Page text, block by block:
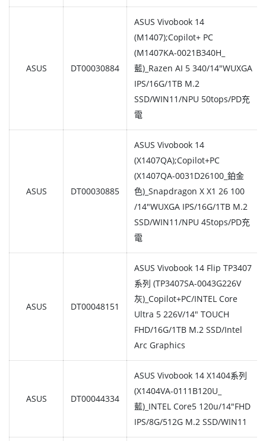
ASUS DT00030884
ASUS Vivobook 14
(M1407);Copilot+ PC
(M1407KA-0021B340H_
藍)_Razen AI 5 340/14"WUXGA
IPS/16G/1TB M.2
SSD/WIN11/NPU 50tops/PD充
電
ASUS DT00030885
ASUS Vivobook 14
(X1407QA);Copilot+PC
(X1407QA-0031D26100_鉑金
色)_Snapdragon X X1 26 100
/14"WUXGA IPS/16G/1TB M.2
SSD/WIN11/NPU 45tops/PD充
電
ASUS DT00048151
ASUS Vivobook 14 Flip TP3407
系列 (TP3407SA-0043G226V
灰)_Copilot+PC/INTEL Core
Ultra 5 226V/14" TOUCH
FHD/16G/1TB M.2 SSD/Intel
Arc Graphics
ASUS DT00044334
ASUS Vivobook 14 X1404系列
(X1404VA-0111B120U_
藍)_INTEL Core5 120u/14"FHD
IPS/8G/512G M.2 SSD/WIN11